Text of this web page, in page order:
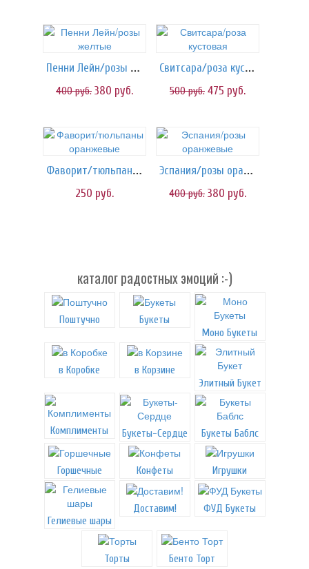
Пенни Лейн/розы желтые
400руб. 380 руб.
Свитсара/роза кустовая
500руб. 475 руб.
Фаворит/тюльпаны оранжевые
250 руб.
Эспания/розы оранжевые
400руб. 380 руб.
каталог радостных эмоций :-)
Поштучно
Букеты
Моно Букеты
в Коробке
в Корзине
Элитный Букет
Комплименты Букеты-Сердце Букеты Баблс
Горшечные Конфеты Игрушки
Гелиевые шары
Доставим! ФУД Букеты
Торты Бенто Торт